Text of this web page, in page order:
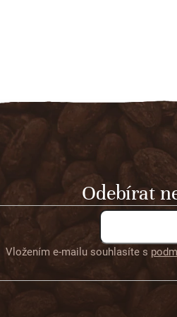
Odebírat
Vložením e-mailu souhlasíte s